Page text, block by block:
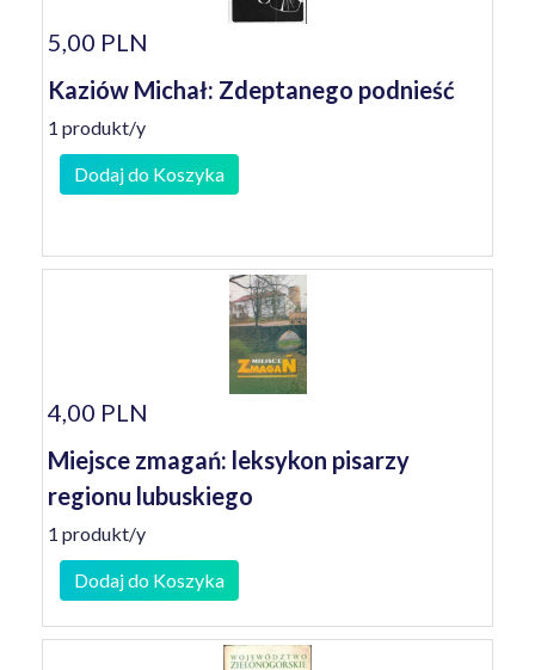
5,00 PLN
Kaziów Michał: Zdeptanego podnieść
1 produkt/y
Dodaj do Koszyka
4,00 PLN
Miejsce zmagań: leksykon pisarzy
regionu lubuskiego
1 produkt/y
Dodaj do Koszyka